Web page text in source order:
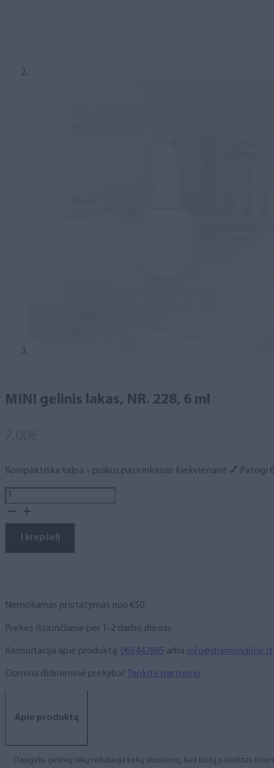
MINI gelinis lakas, NR. 228, 6 ml
Kompaktiška talpa – puikus pasirinkimas kiekvienam! 💅
produkto
kiekis:
gelinis
lakas,
Į krepšelį
Nemokamas pristatymas nuo €50
Prekes išsiunčiame per 1-2 darbo dienas
Konsultacija apie produktą: 065442885 arba info@diamondline.lt
Domina didmeninė prekyba? Tapkite partneriu
Apie produktą
Daugelis gelinių lakų reikalauja kelių sluoksnių, kad būtų pasiektas